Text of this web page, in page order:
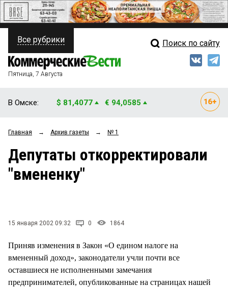
ПОЛИТИКА
ФИНАНСЫ
ОБЩЕСТВО
ЗАКОН
НОВОСТИ КОМПАНИЙ
СТИЛЬ ЖИЗНИ
Свежий выпуск
Рейтинги
Все рубрики Поиск по сайту
Пятница, 7 Августа
В Омске: $ 81,4077 € 94,0585
Главная → Архив газеты → № 1
Депутаты откорректировали
"вмененку"
15 января 2002 09:32 0 1864
Приняв изменения в Закон «О едином налоге на
вмененный доход», законодатели учли почти все
оставшиеся не исполненными замечания
предпринимателей, опубликованные на страницах нашей